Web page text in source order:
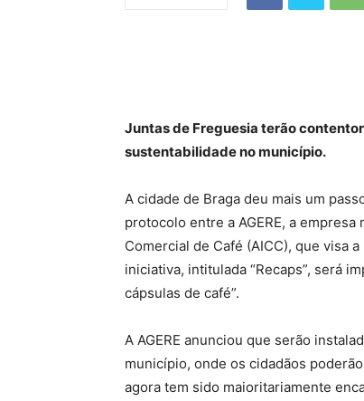
Juntas de Freguesia terão
sustentabilidade no município.
A cidade de Braga deu mais um
protocolo entre a AGERE, a
Comercial de Café (AICC), que visa
iniciativa, intitulada “Recaps”, será
cápsulas de café”.
A AGERE anunciou que serão
município, onde os cidadãos
agora tem sido maioritariamente